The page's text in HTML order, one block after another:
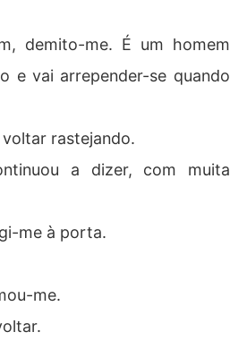
demito-me. É um homem
e vai arrepender-se quando
rastejando.
a dizer, com muita
me à porta.
me.